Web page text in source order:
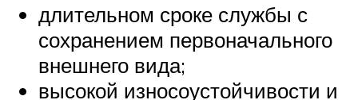
длительном сроке службы с
сохранением первоначального
внешнего вида;
высокой износоустойчивости и